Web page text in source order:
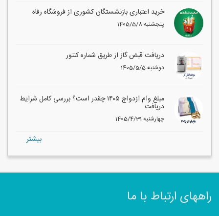
خرید اعتباری بازنشستگان کشوری از فروشگاه رفاه
1405/5/8 پنجشنبه
دریافت قبض گاز از طریق شماره کنتور
1405/5/5 دوشنبه
مبلغ وام ازدواج ۱۴۰۵ چقدر است؟ بررسی کامل شرایط
دریافت
1405/4/31 چهارشنبه
بيشتر
راههای ارتباط با ما